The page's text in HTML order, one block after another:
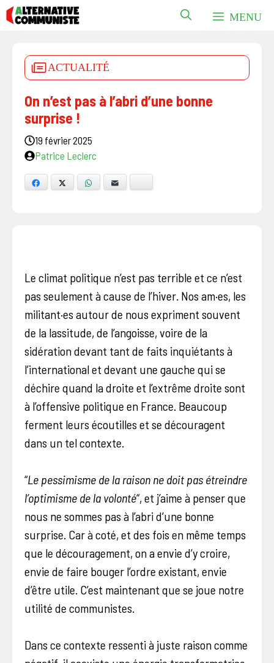
Aller
au
MENU
ACTUALITÉ
On n’est pas à l’abri d’une bonne
surprise !
19 février 2025
Patrice Leclerc
Facebook WhatsApp
Le climat politique n’est pas terrible et ce n’est
pas seulement à cause de l’hiver. Nos am·es, les
militant·es autour de nous expriment souvent
de la lassitude, de l’angoisse, voire de la
sidération devant tant de faits inquiétants à
l’international et devant une gauche qui se
déchire quand la droite et l’extrême droite sont
à l’offensive politique en France. Beaucoup
ferment leurs écoutilles et se découragent
dans un tel contexte.
“Le pessimisme de la raison ne doit pas étreindre
l’optimisme de la volonté“, et j’aime à penser que
nous ne sommes pas à l’abri d’une bonne
surprise. Car à coté, et des fois en même temps
que le découragement, on a envie d’y croire,
envie de faire bouger l’ordre existant, envie
d’être utile. C’est maintenant que se joue notre
utilité de communistes.
Dans ce contexte ressenti à juste raison comme